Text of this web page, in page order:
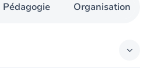
Pédagogie Organisation